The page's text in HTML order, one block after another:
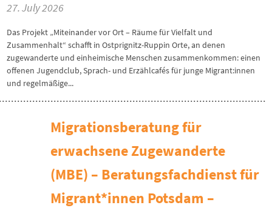
27. July 2026
Das Projekt „Miteinander vor Ort – Räume für Vielfalt und
Zusammenhalt“ schafft in Ostprignitz-Ruppin Orte, an denen
zugewanderte und einheimische Menschen zusammenkommen: einen
offenen Jugendclub, Sprach- und Erzählcafés für junge Migrant:innen
und regelmäßige...
Migrationsberatung für
erwachsene Zugewanderte
(MBE) – Beratungsfachdienst für
Migrant*innen Potsdam –